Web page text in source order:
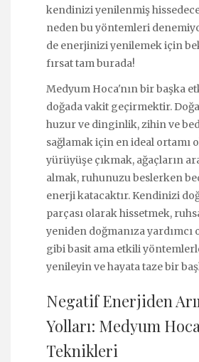
kendinizi yenilenmiş
neden bu yöntemleri
de enerjinizi yenilemek için
fırsat tam burada!
Medyum Hoca'nın bir başka
doğada vakit geçirmektir.
huzur ve dinginlik, zihin ve
sağlamak için en ideal ortamı
yürüyüşe çıkmak, ağaçların
almak, ruhunuzu beslerken
enerji katacaktır. Kendinizi
parçası olarak hissetmek,
yeniden doğmanıza yardımcı
gibi basit ama etkili
yenileyin ve hayata taze bir
Negatif Enerjiden
Yolları: Medyum
Teknikleri